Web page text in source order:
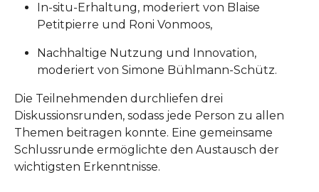
In-situ-Erhaltung, moderiert von Blaise
Petitpierre und Roni Vonmoos,
Nachhaltige Nutzung und Innovation,
moderiert von Simone Bühlmann-Schütz.
Die Teilnehmenden durchliefen drei
Diskussionsrunden, sodass jede Person zu allen
Themen beitragen konnte. Eine gemeinsame
Schlussrunde ermöglichte den Austausch der
wichtigsten Erkenntnisse.